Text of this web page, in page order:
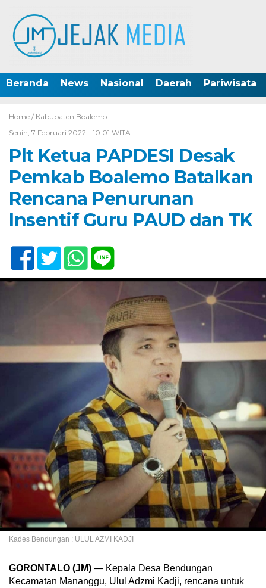
Beranda News Nasional Daerah Pariwisata
Home / Kabupaten Boalemo
Senin, 7 Februari 2022 - 10:01 WITA
Plt Ketua PAPDESI Desak
Pemkab Boalemo Batalkan
Rencana Penurunan
Insentif Guru PAUD dan TK
Kades Bendungan : ULUL AZMI KADJI
GORONTALO (JM) — Kepala Desa Bendungan
Kecamatan Mananggu, Ulul Adzmi Kadji, rencana untuk